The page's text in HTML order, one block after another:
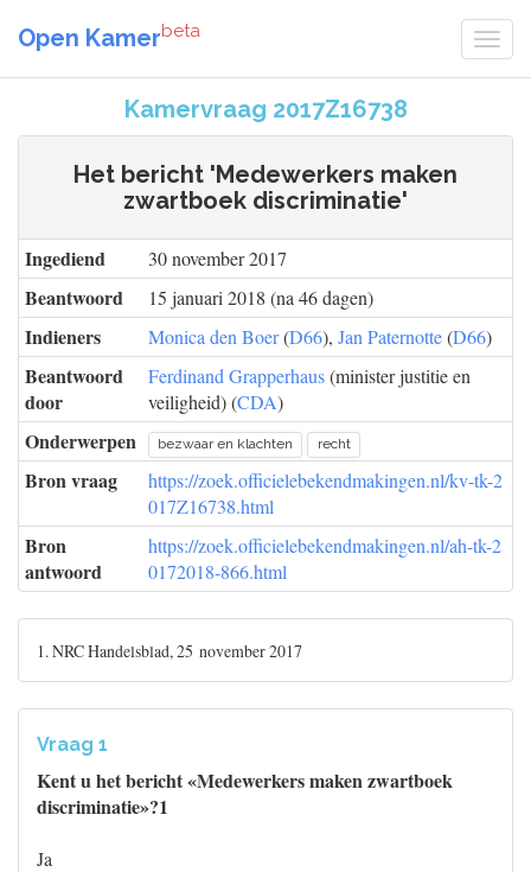
Open Kamerbeta
Kamervraag 2017Z16738
Het bericht 'Medewerkers maken
zwartboek discriminatie'
Ingediend 30 november 2017
Beantwoord 15 januari 2018 (na 46 dagen)
Indieners Monica den Boer(D66), Jan Paternotte(D66)
Beantwoord
door
Ferdinand Grapperhaus(minister justitie en
veiligheid) (CDA)
Onderwerpen bezwaar en klachten recht
Bron vraag
https://zoek.officielebekendmakingen.nl/kv-tk-2
017Z16738.html
Bron
antwoord
https://zoek.officielebekendmakingen.nl/ah-tk-2
0172018-866.html
1. NRC Handelsblad, 25 november 2017
Vraag 1
Kent u het bericht «Medewerkers maken zwartboek
discriminatie»?1
Ja